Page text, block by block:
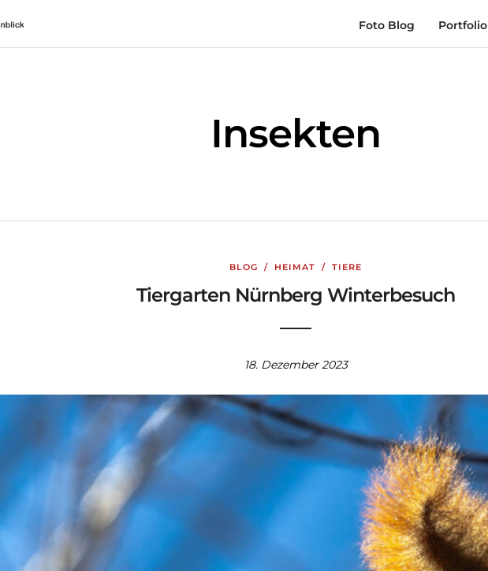
Foto Blog Portfolio
Insekten
BLOG / HEIMAT / TIERE
Tiergarten Nürnberg Winterbesuch
18. Dezember 2023